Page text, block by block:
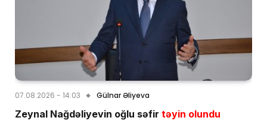
07.08.2026 - 14:03 Gülnar Əliyeva
Zeynal Nağdəliyevin oğlu səfir təyin olundu